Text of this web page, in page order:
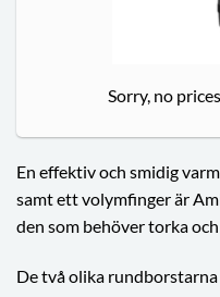
En effektiv och smidig
samt ett volymfinger är
den som behöver torka
De två olika
Sorry, no